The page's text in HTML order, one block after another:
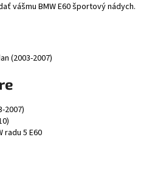
vášmu BMW E60 športový nádych.
(2003-2007)
2007)
radu 5 E60